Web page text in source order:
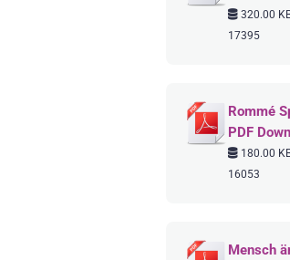
320.00
17395
Rommé
PDF
180.00
16053
Mensch